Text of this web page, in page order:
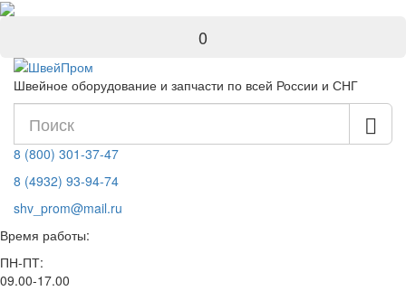
0
Швейное оборудование и запчасти по всей России и СНГ
8 (800) 301-37-47
8 (4932) 93-94-74
shv_prom@mail.ru
Время работы:
ПН-ПТ:
09.00-17.00